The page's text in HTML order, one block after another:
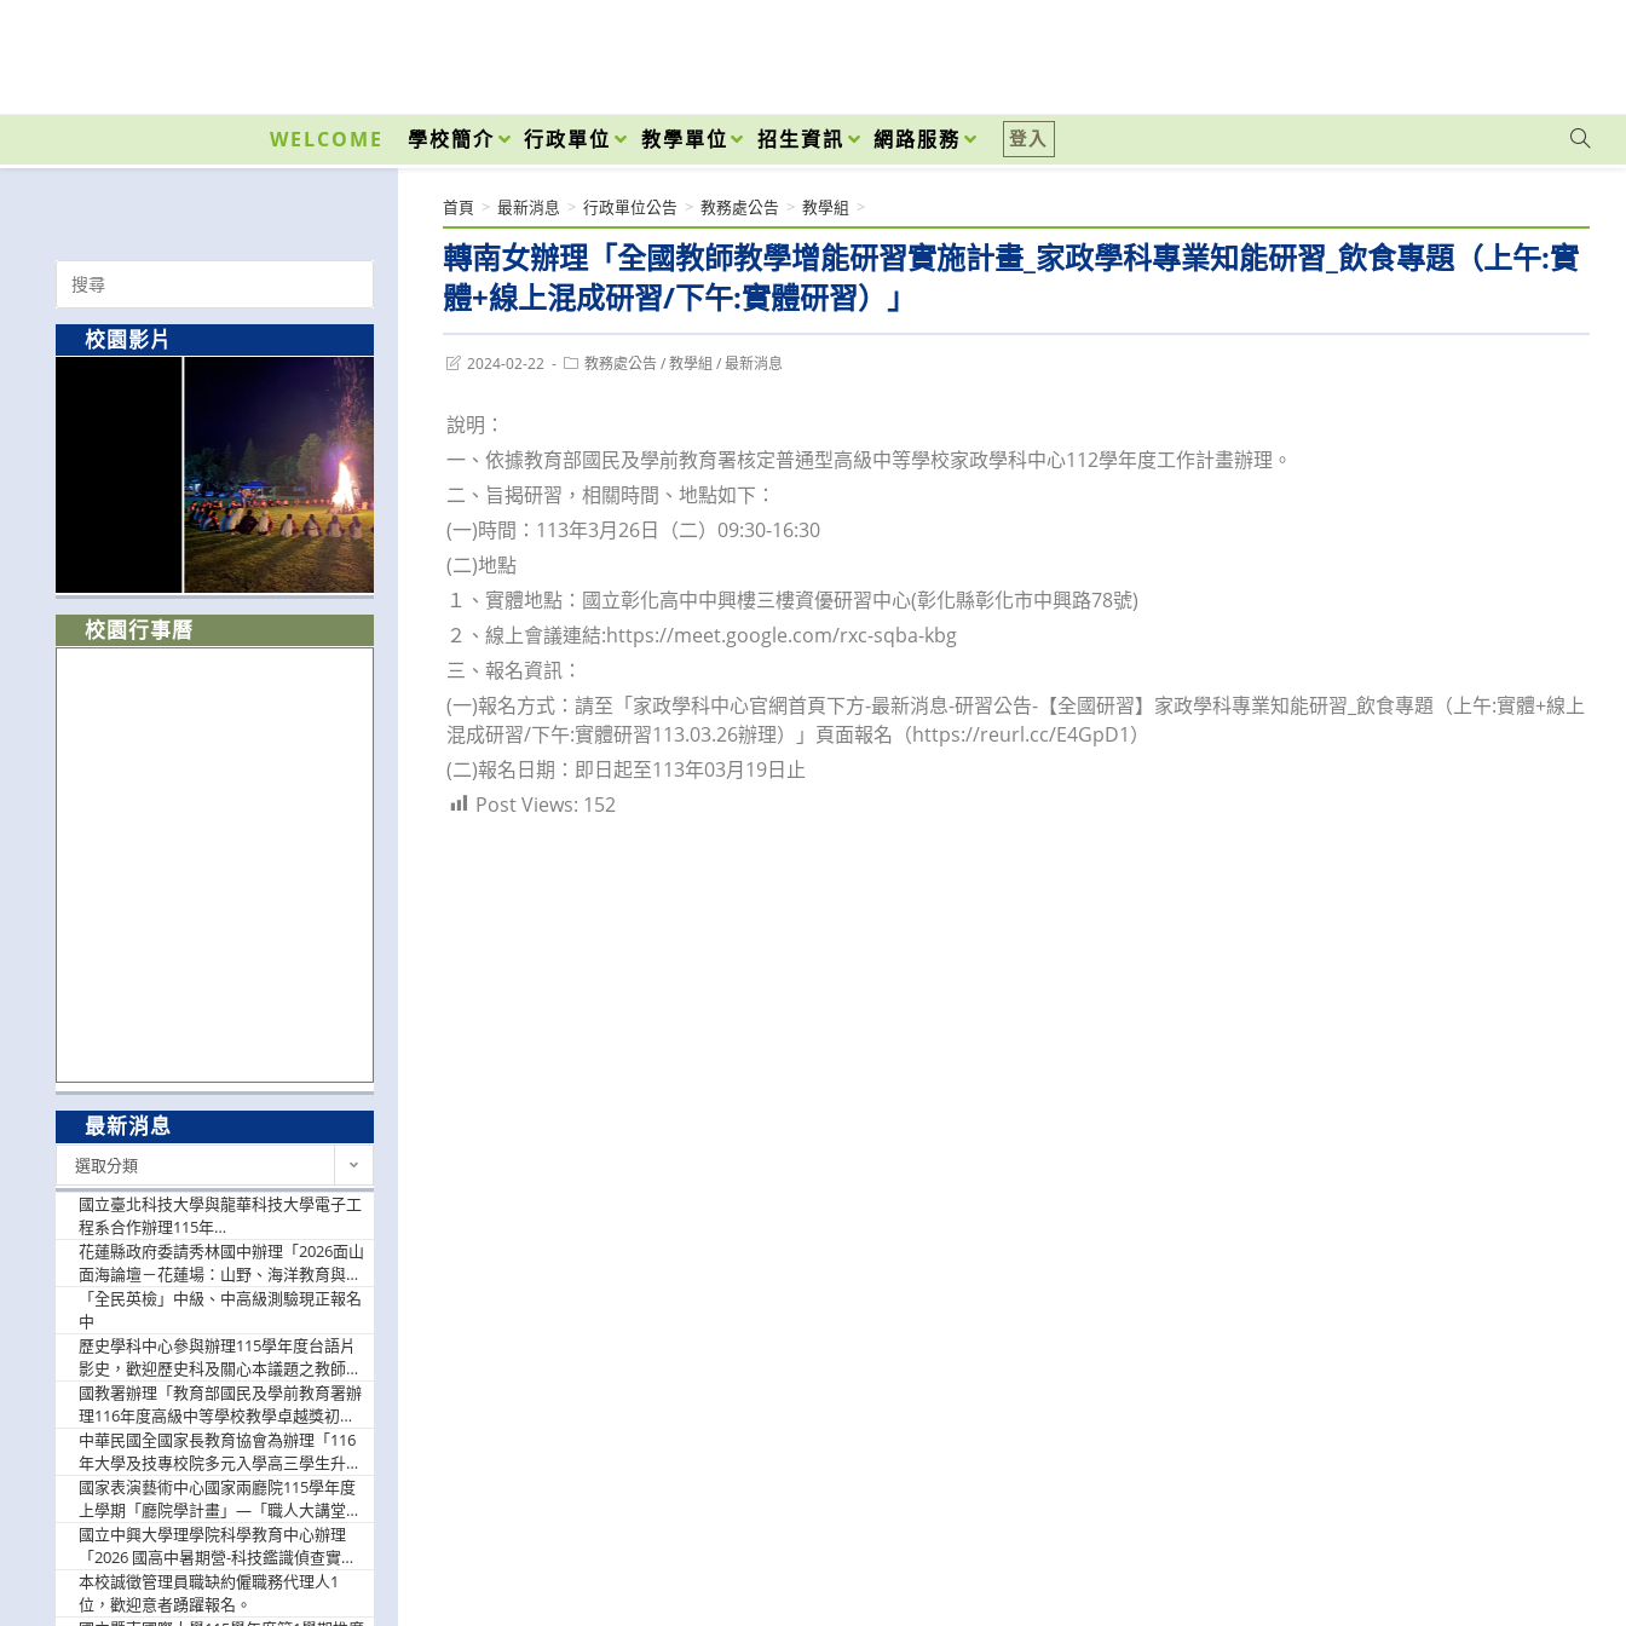
內
WELCOME 學校簡介 行政單位 教學單位 招生資訊 網路服務 登入
轉南女辦理「全國教師教學增能研習實施計畫_家政學科專業知能研習_飲食專題（上午:實
體+線上混成研習/下午:實體研習）」
首頁 > 最新消息 > 行政單位公告 > 教務處公告 > 教學組 >
Post2024-02-22
Post教務處公告 / 教學組 / 最新消息
說明：
一、依據教育部國民及學前教育署核定普通型高級中等學校家政學科中心112學年度工作計畫辦理。
二、旨揭研習，相關時間、地點如下：
(一)時間：113年3月26日（二）09:30-16:30
(二)地點
１、實體地點：國立彰化高中中興樓三樓資優研習中心(彰化縣彰化市中興路78號)
２、線上會議連結:https://meet.google.com/rxc-sqba-kbg
三、報名資訊：
(一)報名方式：請至「家政學科中心官網首頁下方-最新消息-研習公告-【全國研習】家政學科專業知能研習_飲食專題（上午:實體+線上
混成研習/下午:實體研習113.03.26辦理）」頁面報名（https://reurl.cc/E4GpD1）
(二)報名日期：即日起至113年03月19日止
Post Views: 152
Search
for:
校園影片
校園行事曆
最新消息
選取分類
國立臺北科技大學與龍華科技大學電子工
程系合作辦理115年
「115.08.10~08.12「AI賦能應用於智慧半
導體研習營」，歡迎學生踴躍報名參加
花蓮縣政府委請秀林國中辦理「2026面山
面海論壇－花蓮場：山野、海洋教育與戶
外安全實務課程」，歡迎踴躍報名參加
「全民英檢」中級、中高級測驗現正報名
中
歷史學科中心參與辦理115學年度台語片
影史，歡迎歷史科及關心本議題之教師踴
躍報名參加
國教署辦理「教育部國民及學前教育署辦
理116年度高級中等學校教學卓越獎初選
實施計畫」，鼓勵教師踴躍報名
中華民國全國家長教育協會為辦理「116
年大學及技專校院多元入學高三學生升學
輔導家長說明會」
國家表演藝術中心國家兩廳院115學年度
上學期「廳院學計畫」—「職人大講堂」
及「一日體驗課程」，鼓勵踴躍報名參
與。
國立中興大學理學院科學教育中心辦理
「2026 國高中暑期營-科技鑑識偵查實戰
營」活動資訊，鼓勵學生踴躍報名參加。
本校誠徵管理員職缺約僱職務代理人1
位，歡迎意者踴躍報名。